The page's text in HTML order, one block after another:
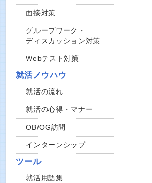
面接対策
グループワーク・
ディスカッション対策
Webテスト対策
就活ノウハウ
就活の流れ
就活の心得・マナー
OB/OG訪問
インターンシップ
ツール
就活用語集